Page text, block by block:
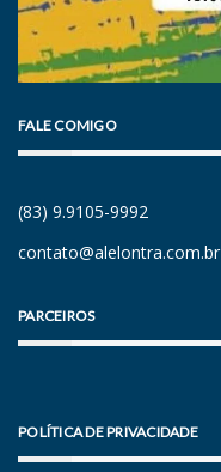
FALE COMIGO
(83) 9.9105-9992
contato@alelontra.com.br
PARCEIROS
POLÍTICA DE PRIVACIDADE